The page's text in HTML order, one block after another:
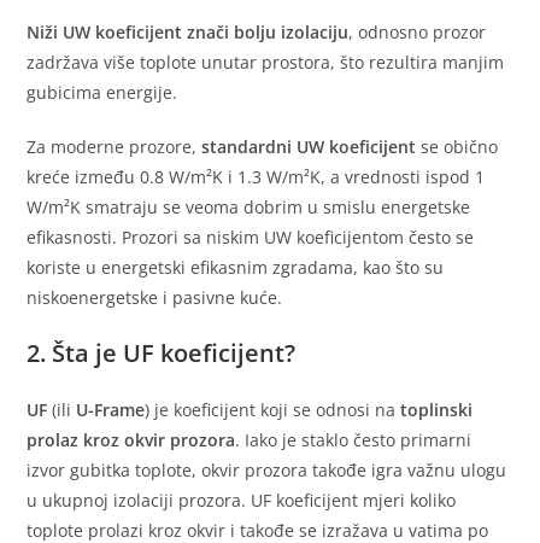
Niži UW koeficijent znači bolju izolaciju, odnosno prozor
zadržava više toplote unutar prostora, što rezultira manjim
gubicima energije.
Za moderne prozore,standardni UW koeficijent se obično
kreće između 0.8 W/m²K i 1.3 W/m²K, a vrednosti ispod 1
W/m²K smatraju se veoma dobrim u smislu energetske
efikasnosti. Prozori sa niskim UW koeficijentom često se
koriste u energetski efikasnim zgradama, kao što su
niskoenergetske i pasivne kuće.
2. Šta je UF koeficijent?
UF (ili U-Frame) je koeficijent koji se odnosi natoplinski
prolaz kroz okvir prozora. Iako je staklo često primarni
izvor gubitka toplote, okvir prozora takođe igra važnu ulogu
u ukupnoj izolaciji prozora. UF koeficijent mjeri koliko
toplote prolazi kroz okvir i takođe se izražava u vatima po